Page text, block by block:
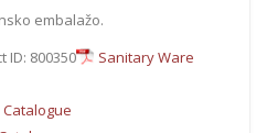
embalažo.
ID: 800350
Sanitary Ware